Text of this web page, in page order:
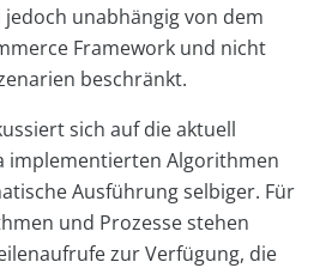
unabhängig von dem
Framework und nicht
beschränkt.
sich auf die aktuell
implementierten Algorithmen
Ausführung selbiger. Für
und Prozesse stehen
zur Verfügung, die